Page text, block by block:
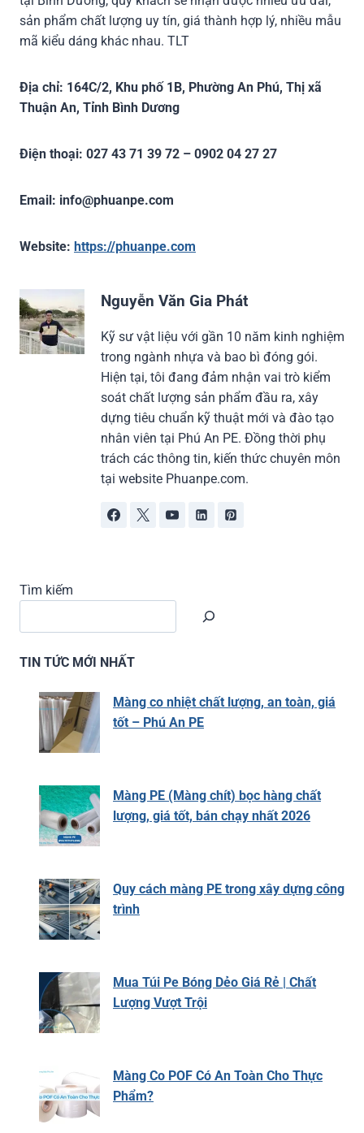
sản phẩm chất lượng uy tín, giá thành hợp lý, nhiều mẫu
mã kiểu dáng khác nhau. TLT
Địa chỉ: 164C/2, Khu phố 1B, Phường An Phú, Thị xã
Thuận An, Tỉnh Bình Dương
Điện thoại: 027 43 71 39 72 – 0902 04 27 27
Email: info@phuanpe.com
Website: https://phuanpe.com
Nguyễn Văn Gia Phát
Kỹ sư vật liệu với gần 10 năm kinh nghiệm
trong ngành nhựa và bao bì đóng gói.
Hiện tại, tôi đang đảm nhận vai trò kiểm
soát chất lượng sản phẩm đầu ra, xây
dựng tiêu chuẩn kỹ thuật mới và đào tạo
nhân viên tại Phú An PE. Đồng thời phụ
trách các thông tin, kiến thức chuyên môn
tại website Phuanpe.com.
Tìm kiếm
TIN TỨC MỚI NHẤT
Màng co nhiệt chất lượng, an toàn, giá
tốt – Phú An PE
Màng PE (Màng chít) bọc hàng chất
lượng, giá tốt, bán chạy nhất 2026
Quy cách màng PE trong xây dựng công
trình
Mua Túi Pe Bóng Dẻo Giá Rẻ | Chất
Lượng Vượt Trội
Màng Co POF Có An Toàn Cho Thực
Phẩm?